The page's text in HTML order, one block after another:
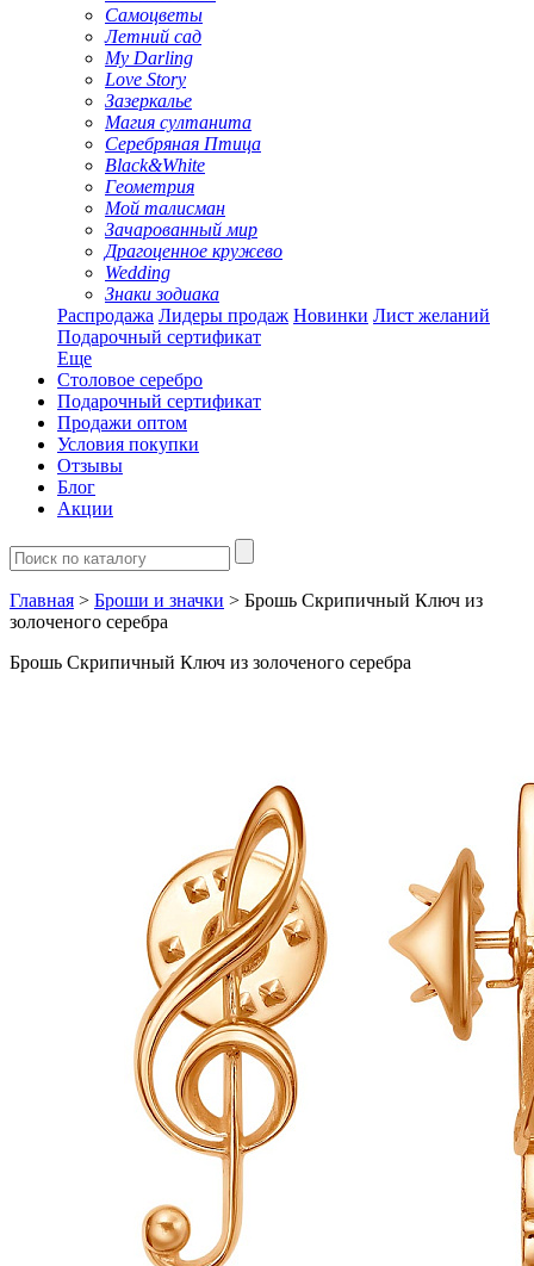
Самоцветы
Летний сад
My Darling
Love Story
Зазеркалье
Магия султанита
Серебряная Птица
Black&White
Геометрия
Мой талисман
Зачарованный мир
Драгоценное кружево
Wedding
Знаки зодиака
Распродажа Лидеры продаж Новинки Лист желаний
Подарочный сертификат
Еще
Столовое серебро
Подарочный сертификат
Продажи оптом
Условия покупки
Отзывы
Блог
Акции
Главная > Броши и значки > Брошь Скрипичный Ключ из
золоченого серебра
Брошь Скрипичный Ключ из золоченого серебра